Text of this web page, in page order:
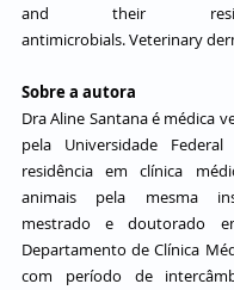
and their
antimicrobials. Veterinary
Sobre a autora
Dra Aline Santana é médica
pela Universidade
residência em clínica
animais pela mesma
mestrado e doutorado
Departamento de Clínica
com período de